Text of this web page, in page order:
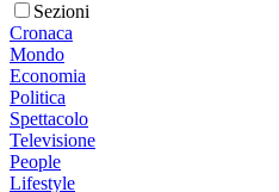
Sezioni
Cronaca
Mondo
Economia
Politica
Spettacolo
Televisione
People
Lifestyle